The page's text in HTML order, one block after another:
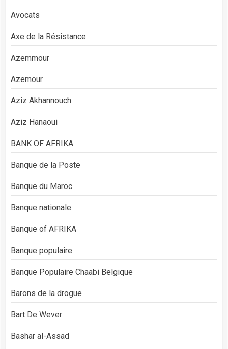
Avocats
Axe de la Résistance
Azemmour
Azemour
Aziz Akhannouch
Aziz Hanaoui
BANK OF AFRIKA
Banque de la Poste
Banque du Maroc
Banque nationale
Banque of AFRIKA
Banque populaire
Banque Populaire Chaabi Belgique
Barons de la drogue
Bart De Wever
Bashar al-Assad